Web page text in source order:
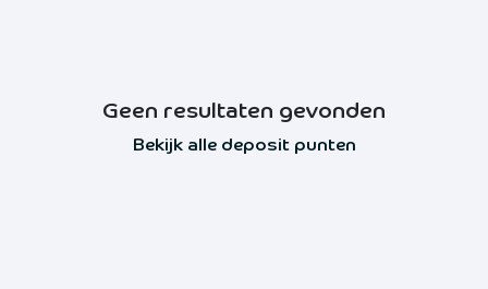
Geen resultaten gevonden
Bekijk alle deposit punten